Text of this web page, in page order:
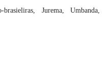
brasieliras, Jurema, Umbanda,